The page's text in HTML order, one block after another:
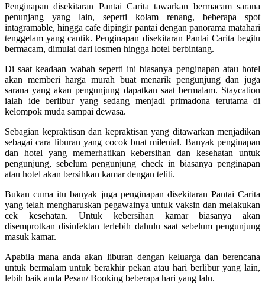
Penginapan disekitaran Pantai Carita tawarkan bermacam sarana
penunjang yang lain, seperti kolam renang, beberapa spot
intagramable, hingga cafe dipingir pantai dengan panorama matahari
tenggelam yang cantik. Penginapan disekitaran Pantai Carita begitu
bermacam, dimulai dari losmen hingga hotel berbintang.
Di saat keadaan wabah seperti ini biasanya penginapan atau hotel
akan memberi harga murah buat menarik pengunjung dan juga
sarana yang akan pengunjung dapatkan saat bermalam. Staycation
ialah ide berlibur yang sedang menjadi primadona terutama di
kelompok muda sampai dewasa.
Sebagian kepraktisan dan kepraktisan yang ditawarkan menjadikan
sebagai cara liburan yang cocok buat milenial. Banyak penginapan
dan hotel yang memerhatikan kebersihan dan kesehatan untuk
pengunjung, sebelum pengunjung check in biasanya penginapan
atau hotel akan bersihkan kamar dengan teliti.
Bukan cuma itu banyak juga penginapan disekitaran Pantai Carita
yang telah mengharuskan pegawainya untuk vaksin dan melakukan
cek kesehatan. Untuk kebersihan kamar biasanya akan
disemprotkan disinfektan terlebih dahulu saat sebelum pengunjung
masuk kamar.
Apabila mana anda akan liburan dengan keluarga dan berencana
untuk bermalam untuk berakhir pekan atau hari berlibur yang lain,
lebih baik anda Pesan/ Booking beberapa hari yang lalu.